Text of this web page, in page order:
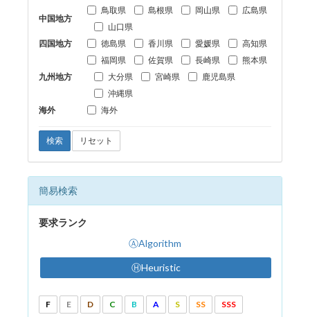
中国地方
鳥取県 島根県 岡山県
広島県
山口県
四国地方
徳島県 香川県 愛媛県 高知県
九州地方
福岡県 佐賀県 長崎県
熊本県
大分県
宮崎県
鹿児島県
沖縄県
海外
海外
検索 リセット
簡易検索
要求ランク
ⒶAlgorithm
ⒽHeuristic
F E D C B A S SS SSS